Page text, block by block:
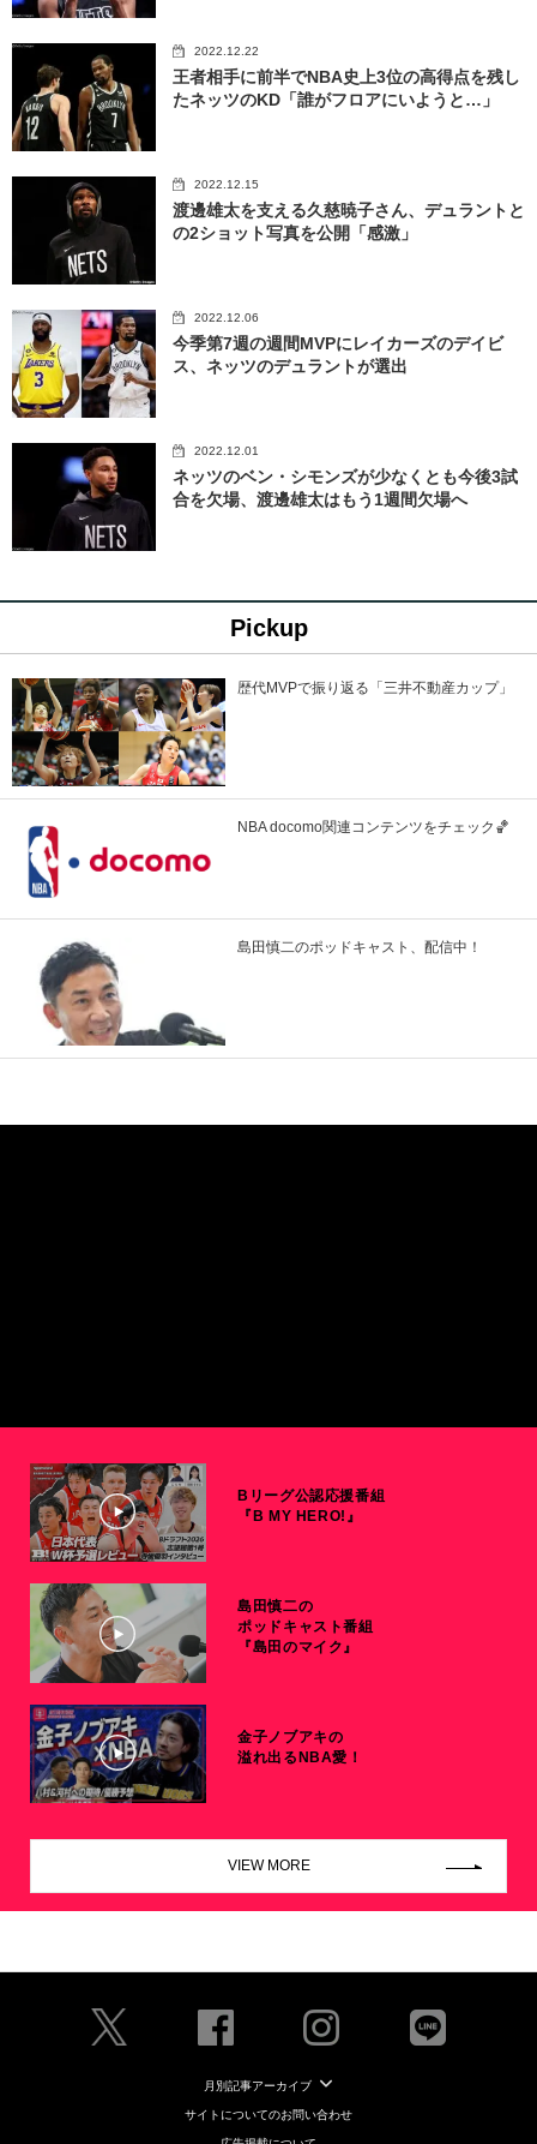
2022.12.22
王者相手に前半でNBA史上3位の高得点を残し
たネッツのKD「誰がフロアにいようと…」
2022.12.15
渡邊雄太を支える久慈暁子さん、デュラントと
の2ショット写真を公開「感激」
2022.12.06
今季第7週の週間MVPにレイカーズのデイビ
ス、ネッツのデュラントが選出
2022.12.01
ネッツのベン・シモンズが少なくとも今後3試
合を欠場、渡邊雄太はもう1週間欠場へ
Pickup
歴代MVPで振り返る「三井不動産カップ」
NBA docomo関連コンテンツをチェック🏀
島田慎二のポッドキャスト、配信中！
Bリーグ公認応援番組
『B MY HERO!』
島田慎二の
ポッドキャスト番組
『島田のマイク』
金子ノブアキの
溢れ出るNBA愛！
VIEW MORE
月別記事アーカイブ
サイトについてのお問い合わせ